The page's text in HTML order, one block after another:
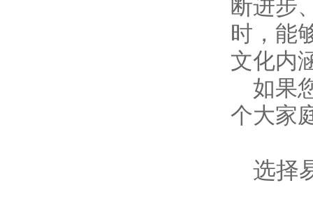
断进步
时，能
文化内
如果
个大家
选择